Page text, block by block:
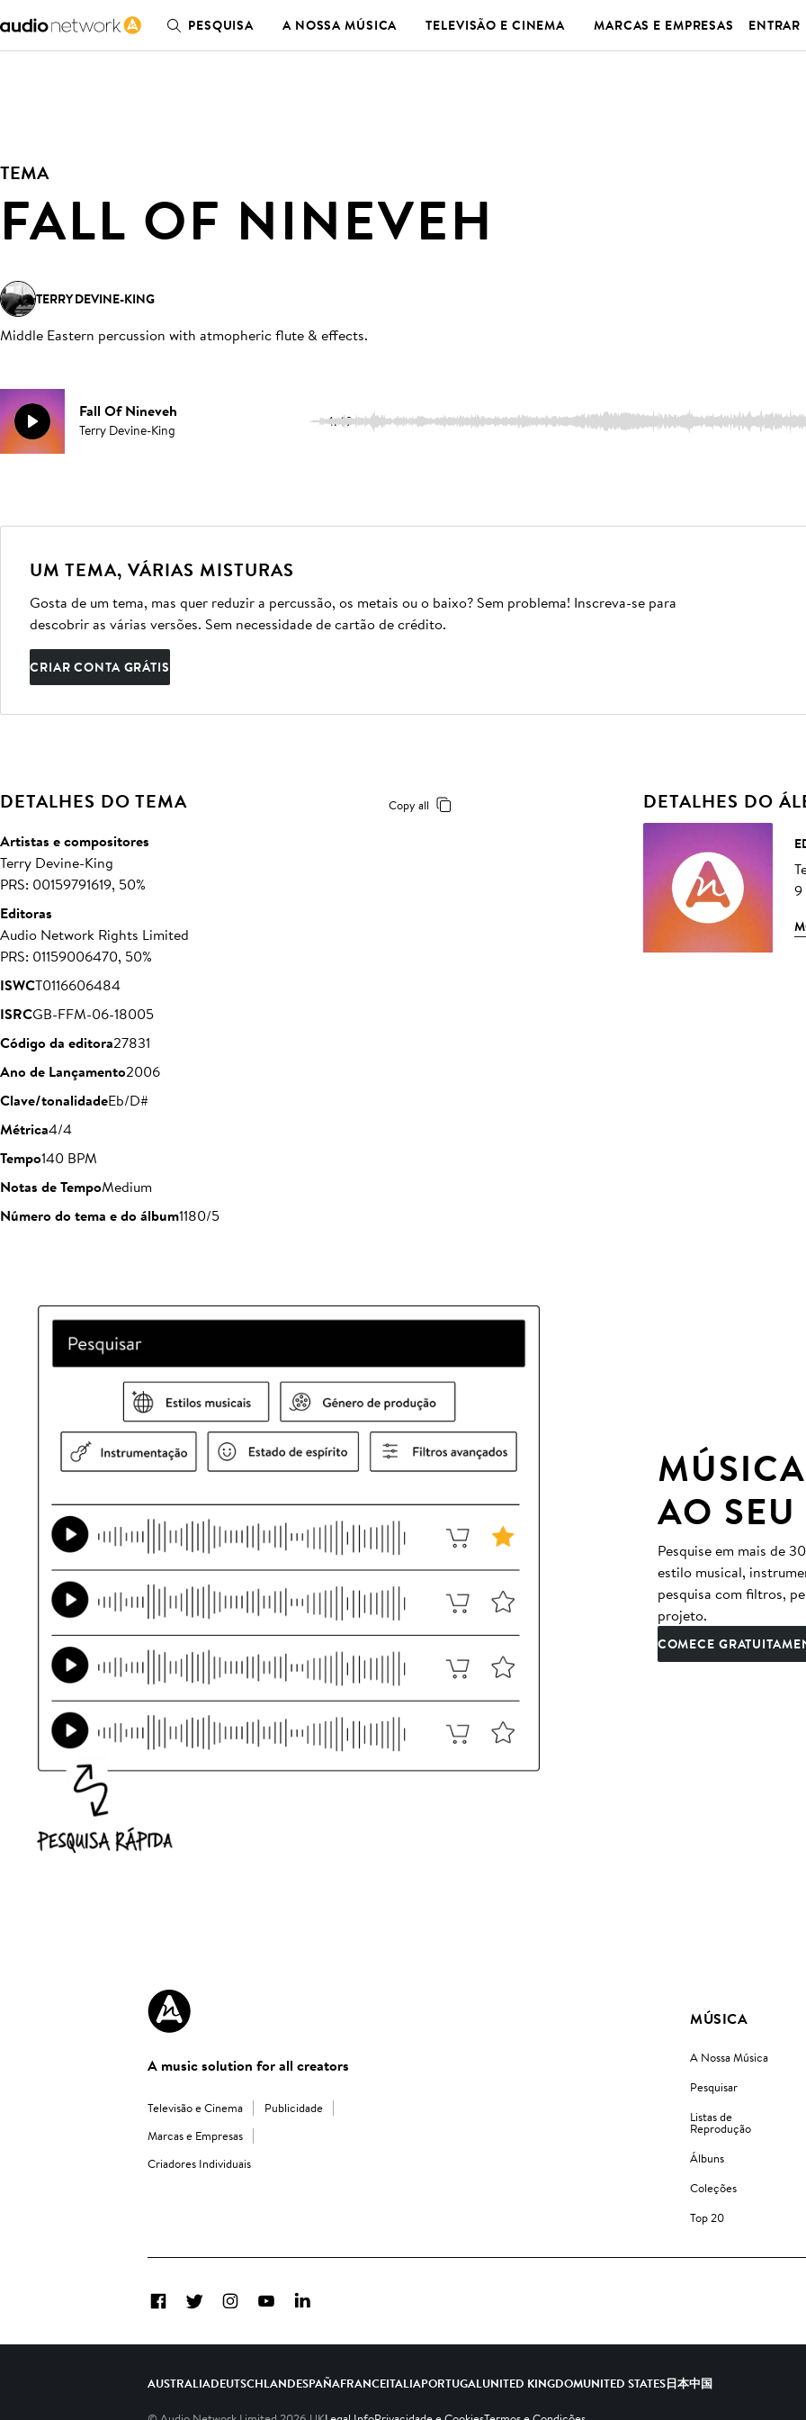
PESQUISA A NOSSA MÚSICA TELEVISÃO E CINEMA MARCAS E EMPRESAS ENTRAR
TEMA
FALL OF NINEVEH
TERRY DEVINE-KING
Middle Eastern percussion with atmopheric flute & effects.
Fall Of Nineveh
Terry Devine-King 1:49
UM TEMA, VÁRIAS MISTURAS
Gosta de um tema, mas quer reduzir a percussão, os metais ou o baixo? Sem problema! Inscreva-se para
descobrir as várias versões. Sem necessidade de cartão de crédito.
CRIAR CONTA GRÁTIS
DETALHES DO TEMA Copy all
Artistas e compositores
Terry Devine-King
PRS: 00159791619, 50%
Editoras
Audio Network Rights Limited
PRS: 01159006470, 50%
ISWCT0116606484
ISRCGB-FFM-06-18005
Código da editora27831
Ano de Lançamento2006
Clave/tonalidadeEb/D#
Métrica4/4
Tempo140 BPM
Notas de TempoMedium
Número do tema e do álbum1180/5
DETALHES DO
9
AO
Pesquise em mais de
estilo musical,
pesquisa com filtros,
projeto.
COMECE
A music solution for all creators
Televisão e Cinema
Publicidade
Marcas e Empresas
Criadores Individuais
MÚSICA
A Nossa Música
Pesquisar
Listas de
Reprodução
Álbuns
Coleções
Top 20
FacebookTwitterInstagramYouTubeLinkedIn
AUSTRALIADEUTSCHLANDESPAÑAFRANCEITALIAPORTUGALUNITED KINGDOMUNITED STATES日本中国